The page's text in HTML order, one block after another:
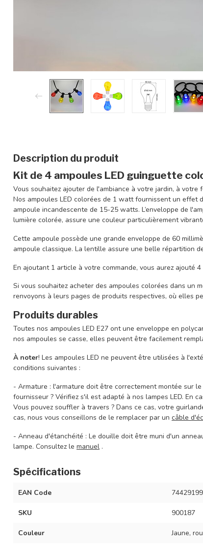
Description du produit
Kit de 4 ampoules LED guinguette
Vous souhaitez ajouter de l'ambiance à votre jardin, à votre
Nos ampoules LED colorées de 1 watt fournissent un effet
ampoule incandescente de 15-25 watts. L’enveloppe de
lumière colorée, assure une couleur particulièrement
Cette ampoule possède une grande enveloppe de 60
ampoule classique. La lentille assure une belle répartition
En ajoutant 1 article à votre commande, vous aurez ajouté
Si vous souhaitez acheter des ampoules colorées dans un
renvoyons à leurs pages de produits respectives, où elles
Produits durables
Toutes nos ampoules LED E27 ont une enveloppe en
nos ampoules se casse, elles peuvent être facilement
À noter! Les ampoules LED ne peuvent être utilisées à
conditions suivantes :
- Armature : l'armature doit être correctement montée sur
fournisseur ? Vérifiez s'il est adapté à nos lampes LED. En
Vous pouvez souffler à travers ? Dans ce cas, votre
cas, nous vous conseillons de le remplacer par un câble
- Anneau d'étanchéité : Le douille doit être muni d'un
lampe. Consultez le manuel .
Spécifications
EAN Code
SKU 900187
Couleur Jaune,